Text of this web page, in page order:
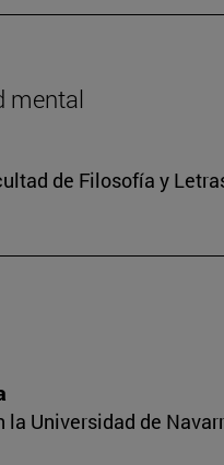
mental
de Filosofía y
la Universidad de